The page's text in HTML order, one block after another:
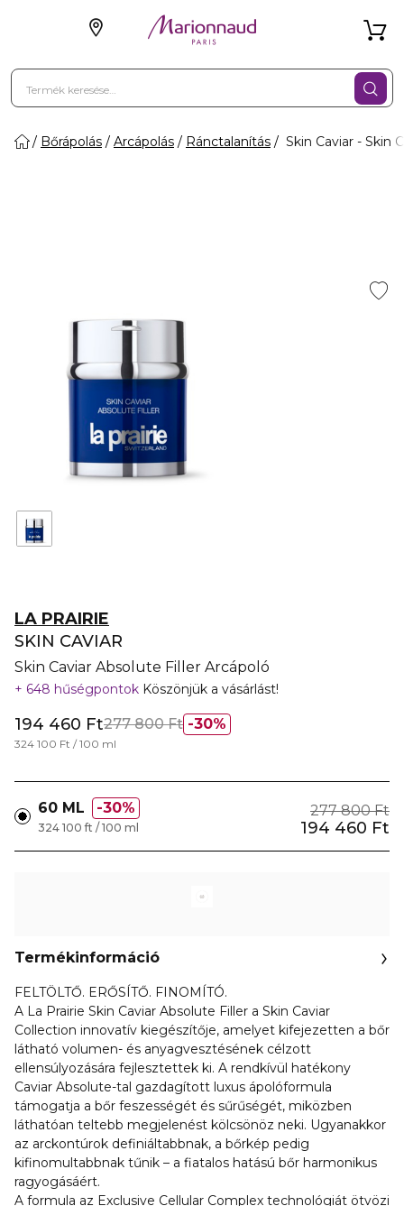
Bőrápolás Arcápolás Ránctalanítás Skin Caviar - Skin
LA PRAIRIE
SKIN CAVIAR
Skin Caviar Absolute Filler Arcápoló
648 hűségpontok Köszönjük a vásárlást!
30%
194 460 Ft277 800 Ft
324 100 Ft / 100 ml
60 ML 30% 277 800 Ft
194 460 Ft
324 100 ft / 100 ml
Termékinformáció
FELTÖLTŐ. ERŐSÍTŐ. FINOMÍTÓ.
A La Prairie Skin Caviar Absolute Filler a Skin Caviar
Collection innovatív kiegészítője, amelyet kifejezetten a bőr
látható volumen- és anyagvesztésének célzott
ellensúlyozására fejlesztettek ki. A rendkívül hatékony
Caviar Absolute-tal gazdagított luxus ápolóformula
támogatja a bőr feszességét és sűrűségét, miközben
láthatóan teltebb megjelenést kölcsönöz neki. Ugyanakkor
az arckontúrok definiáltabbnak, a bőrkép pedig
kifinomultabbnak tűnik – a fiatalos hatású bőr harmonikus
ragyogásáért.
A formula az Exclusive Cellular Complex technológiát ötvözi